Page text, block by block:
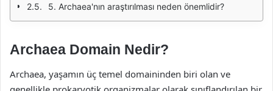
5. Archaea'nın araştırılması neden önemlidir?
Archaea Domain Nedir?
Archaea, yaşamın üç temel domaininden biri olan ve